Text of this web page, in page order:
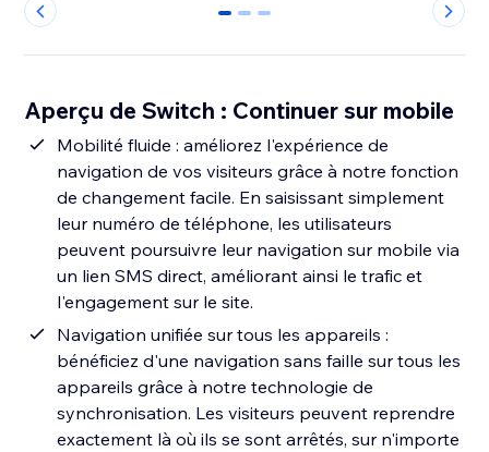
0 1 2
Aperçu de Switch : Continuer sur mobile
Mobilité fluide : améliorez l'expérience de
navigation de vos visiteurs grâce à notre fonction
de changement facile. En saisissant simplement
leur numéro de téléphone, les utilisateurs
peuvent poursuivre leur navigation sur mobile via
un lien SMS direct, améliorant ainsi le trafic et
l'engagement sur le site.
Navigation unifiée sur tous les appareils :
bénéficiez d'une navigation sans faille sur tous les
appareils grâce à notre technologie de
synchronisation. Les visiteurs peuvent reprendre
exactement là où ils se sont arrêtés, sur n'importe